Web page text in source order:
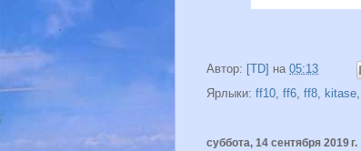
Автор: [TD] на 05:13
Ярлыки: ff10, ff6, ff8, kitase,
суббота, 14 сентября 2019 г.